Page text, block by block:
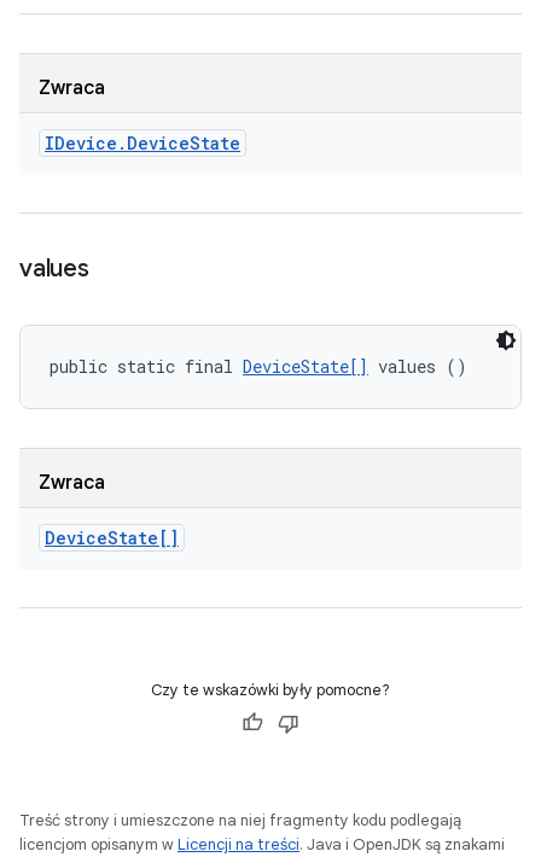
Zwraca
IDevice . DeviceState
values
public static final DeviceState[] values ()
Zwraca
DeviceState[]
Czy te wskazówki były pomocne?
Treść strony i umieszczone na niej fragmenty kodu podlegają
licencjom opisanym wLicencji na treści. Java i OpenJDK są znakami